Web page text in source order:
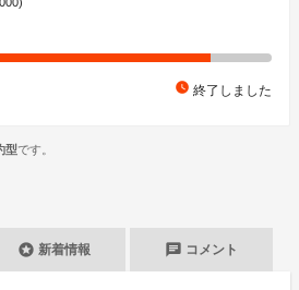
watch_later 終了しました
型です。
stars 新着情報 chat コメント